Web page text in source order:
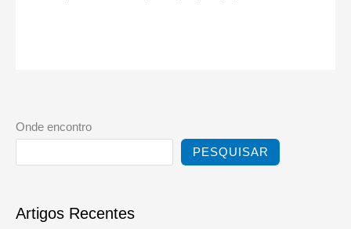
Onde encontro
PESQUISAR
Artigos Recentes